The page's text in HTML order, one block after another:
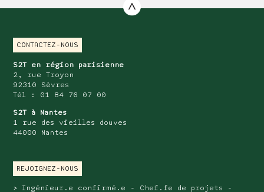
CONTACTEZ-NOUS
S2T en région parisienne
2, rue Troyon
92310 Sèvres
Tél : 01 84 76 07 00
S2T à Nantes
1 rue des vieilles douves
44000 Nantes
REJOIGNEZ-NOUS
Ingénieur.e confirmé.e - Chef.fe de projets -